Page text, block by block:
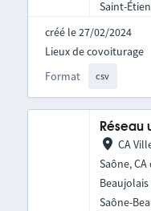
Saint-
créé le 27/02/2024
Format csv
Lieux de covoiturage
Réseau
CA
Saône,
Beaujolais
Saône-